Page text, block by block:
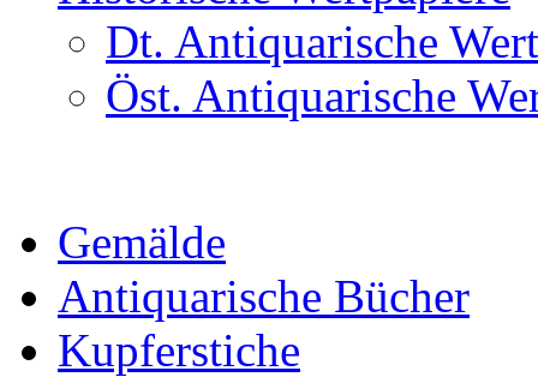
Dt. Antiquarische
Öst. Antiquarische
Gemälde
Antiquarische Bücher
Kupferstiche